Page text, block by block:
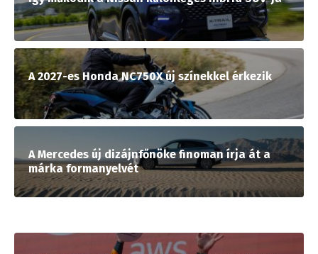
A 2027-es Honda NC750X új színekkel érkezik
A Mercedes új dizájnfőnöke finoman írja át a
márka formanyelvét